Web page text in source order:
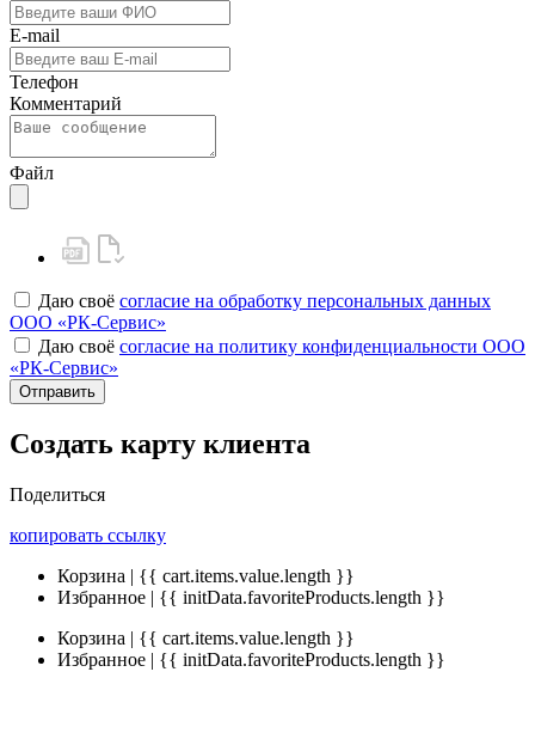
E-mail
Телефон
Комментарий
Файл
Даю своё согласие на обработку персональных данных
ООО «РК-Сервис»
Даю своё согласие на политику конфиденциальности ООО
«РК-Сервис»
Отправить
Создать карту клиента
Поделиться
копировать ссылку
Корзина | {{ cart.items.value.length }}
Избранное | {{ initData.favoriteProducts.length }}
Корзина | {{ cart.items.value.length }}
Избранное | {{ initData.favoriteProducts.length }}